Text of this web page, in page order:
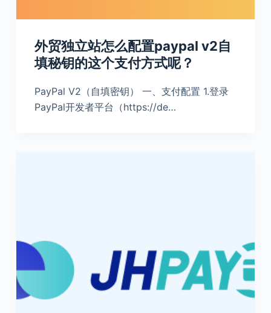
外贸独立站怎么配置paypal v2自
填秘钥的这个支付方式呢？
PayPal V2（自填密钥） 一、支付配置 1.登录
PayPal开发者平台（https://de…